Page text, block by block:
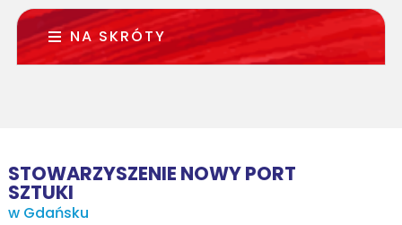
NA SKRÓTY
STOWARZYSZENIE NOWY PORT
SZTUKI
w Gdańsku